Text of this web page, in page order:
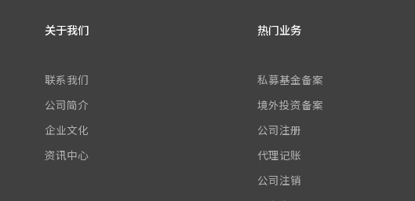
关于我们
联系我们
公司简介
企业文化
资讯中心
热门业务
私募基金备案
境外投资备案
公司注册
代理记账
公司注销